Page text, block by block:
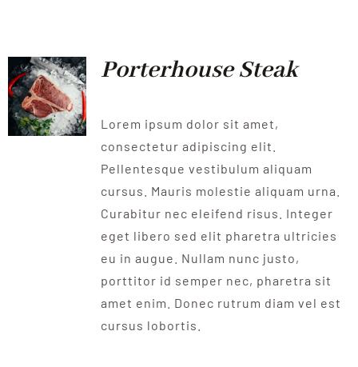
Porterhouse Steak
Lorem ipsum dolor sit amet,
consectetur adipiscing elit.
Pellentesque vestibulum aliquam
cursus. Mauris molestie aliquam urna.
Curabitur nec eleifend risus. Integer
eget libero sed elit pharetra ultricies
eu in augue. Nullam nunc justo,
porttitor id semper nec, pharetra sit
amet enim. Donec rutrum diam vel est
cursus lobortis.